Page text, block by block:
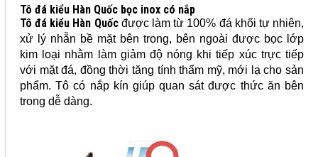
Tô đá kiểu Hàn Quốc bọc inox có nắp
Tô đá kiểu Hàn Quốcđược làm từ 100% đá khối tự nhiên,
xử lý nhẵn bề mặt bên trong, bên ngoài được bọc lớp
kim loại nhằm làm giảm độ nóng khi tiếp xúc trực tiếp
với mặt đá, đồng thời tăng tính thẩm mỹ, mới lạ cho sản
phẩm. Tô có nắp kín giúp quan sát được thức ăn bên
trong dễ dàng.